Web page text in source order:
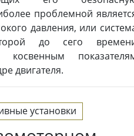
проблемной
давления, или
до сего
двигателя.
установки